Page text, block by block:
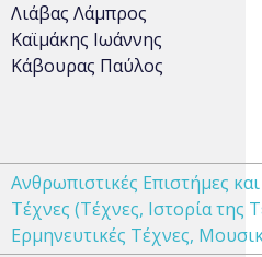
Λιάβας Λάμπρος
Καϊμάκης Ιωάννης
Κάβουρας Παύλος
Ανθρωπιστικές Επιστήμες
Τέχνες (Τέχνες, Ιστορία της
Ερμηνευτικές Τέχνες,